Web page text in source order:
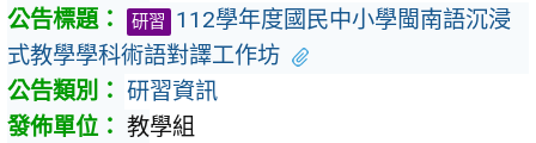
研習
112學年度國民中小學閩南語沉浸
式教學學科術語對譯工作坊
研習資訊
教學組